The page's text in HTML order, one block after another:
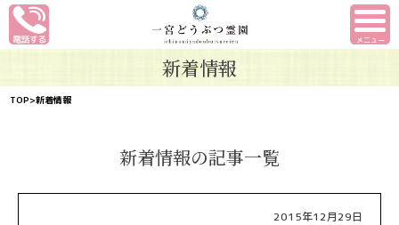
メニュー
新着情報
TOP>新着情報
新着情報の記事一覧
2015年12月29日